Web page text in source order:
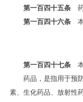
第一百四十五条 药
第一百四十六条 本
第一百四十七条 本
药品，是指用于预
素、生化药品、放射性